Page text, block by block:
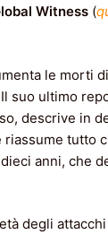
Witness(
le morti
suo ultimo
descrive in
riassume tutto
anni, che
degli